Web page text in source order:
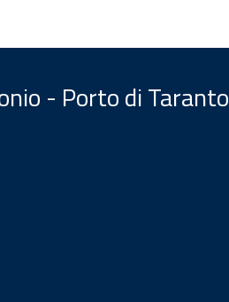
- Porto di Taranto